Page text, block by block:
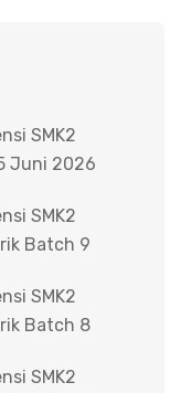
SMK2
Juni 2026
SMK2
Batch 9
SMK2
Batch 8
SMK2